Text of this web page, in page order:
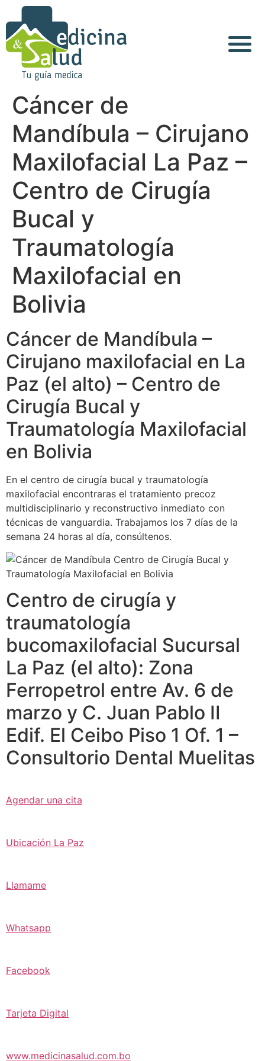
Cáncer de
Mandíbula – Cirujano
Maxilofacial La Paz –
Centro de Cirugía
Bucal y
Traumatología
Maxilofacial en
Bolivia
Cáncer de Mandíbula –
Cirujano maxilofacial en La
Paz (el alto) – Centro de
Cirugía Bucal y
Traumatología Maxilofacial
en Bolivia
En el centro de cirugía bucal y traumatología
maxilofacial encontraras el tratamiento precoz
multidisciplinario y reconstructivo inmediato con
técnicas de vanguardia. Trabajamos los 7 días de la
semana 24 horas al día, consúltenos.
Centro de cirugía y
traumatología
bucomaxilofacial Sucursal
La Paz (el alto): Zona
Ferropetrol entre Av. 6 de
marzo y C. Juan Pablo II
Edif. El Ceibo Piso 1 Of. 1 –
Consultorio Dental Muelitas
Agendar una cita
Ubicación La Paz
Llamame
Whatsapp
Facebook
Tarjeta Digital
www.medicinasalud.com.bo